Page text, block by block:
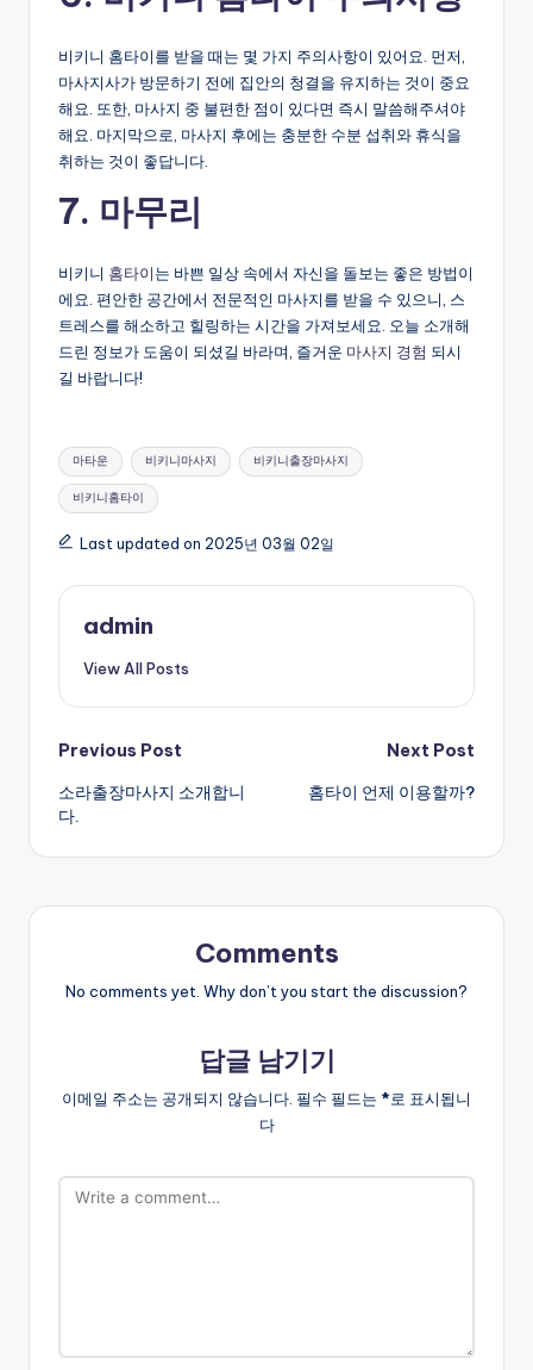
비키니 홈타이를 받을 때는 몇 가지 주의사항이 있어요. 먼저,
마사지사가 방문하기 전에 집안의 청결을 유지하는 것이 중요
해요. 또한, 마사지 중 불편한 점이 있다면 즉시 말씀해주셔야
해요. 마지막으로, 마사지 후에는 충분한 수분 섭취와 휴식을
취하는 것이 좋답니다.
7. 마무리
비키니 홈타이는 바쁜 일상 속에서 자신을 돌보는 좋은 방법이
에요. 편안한 공간에서 전문적인 마사지를 받을 수 있으니, 스
트레스를 해소하고 힐링하는 시간을 가져보세요. 오늘 소개해
드린 정보가 도움이 되셨길 바라며, 즐거운 마사지 경험 되시
길 바랍니다!
Tags:
마타운 비키니마사지 비키니출장마사지
비키니홈타이
Last updated on 2025년 03월 02일
admin
View All Posts
Post
navigation
Previous Post
소라출장마사지 소개합니
다.
Next Post
홈타이 언제 이용할까?
Comments
No comments yet. Why don’t you start the discussion?
답글 남기기
이메일 주소는 공개되지 않습니다. 필수 필드는 *로 표시됩니
다